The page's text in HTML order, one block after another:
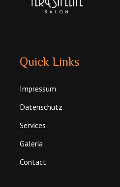
Quick Links
Impressum
Datenschutz
Services
Galeria
Contact